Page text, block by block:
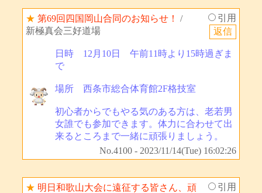
★ 第69回四国岡山合同のお知らせ！
/
新極真会三好道場
引用
日時 12月10日 午前11時より15時過ぎま
で
場所 西条市総合体育館2F格技室
初心者からでもやる気のある方は、老若男
女誰でも参加できます。体力に合わせて出
来るところまで一緒に頑張りましょう。
No.4100 - 2023/11/14(Tue) 16:02:26
★ 明日和歌山大会に遠征する皆さん、頑
引用